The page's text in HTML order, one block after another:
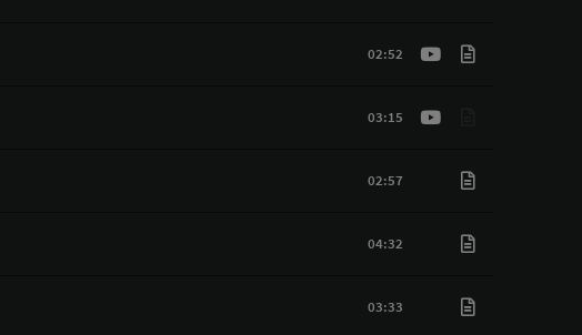
02:52
03:15
02:57
04:32
03:33